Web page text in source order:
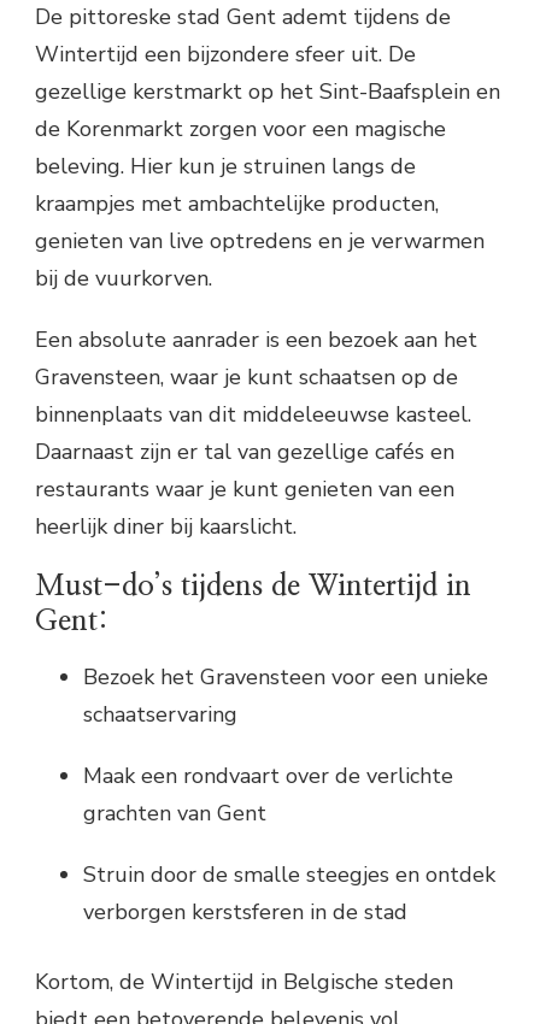
De pittoreske stad Gent ademt tijdens de
Wintertijd een bijzondere sfeer uit. De
gezellige kerstmarkt op het Sint-Baafsplein en
de Korenmarkt zorgen voor een magische
beleving. Hier kun je struinen langs de
kraampjes met ambachtelijke producten,
genieten van live optredens en je verwarmen
bij de vuurkorven.
Een absolute aanrader is een bezoek aan het
Gravensteen, waar je kunt schaatsen op de
binnenplaats van dit middeleeuwse kasteel.
Daarnaast zijn er tal van gezellige cafés en
restaurants waar je kunt genieten van een
heerlijk diner bij kaarslicht.
Must-do’s tijdens de Wintertijd in
Gent:
Bezoek het Gravensteen voor een unieke
schaatservaring
Maak een rondvaart over de verlichte
grachten van Gent
Struin door de smalle steegjes en ontdek
verborgen kerstsferen in de stad
Kortom, de Wintertijd in Belgische steden